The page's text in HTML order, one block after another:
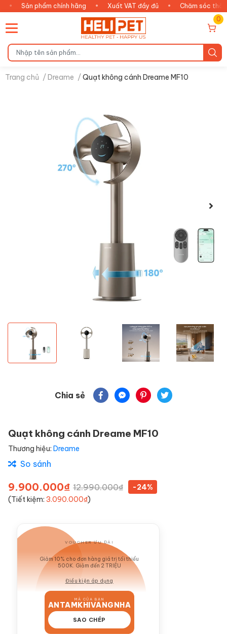
phẩm chính hãng • Xuất VAT đầy đủ • Chăm sóc thông minh
0
Trang chủ /Dreame /Quạt không cánh Dreame MF10
Chia sẻ
Quạt không cánh Dreame MF10
Thương hiệu: Dreame
So sánh
9.900.000₫ 12.990.000₫
-24%
(Tiết kiệm: 3.090.000₫)
VOUCHER ƯU ĐÃI
Giảm 10% cho đơn hàng giá trị tối thiểu
500K. Giảm đến 2 TRIỆU
Điều kiện áp dụng
MÃ CỦA BẠN
ANTAMKHIVANGNHA
SAO CHÉP